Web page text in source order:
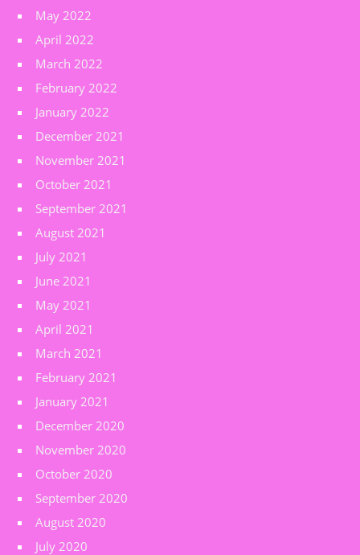
May 2022
April 2022
March 2022
February 2022
January 2022
December 2021
November 2021
October 2021
September 2021
August 2021
July 2021
June 2021
May 2021
April 2021
March 2021
February 2021
January 2021
December 2020
November 2020
October 2020
September 2020
August 2020
July 2020